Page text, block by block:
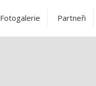
Fotogalerie Partneři